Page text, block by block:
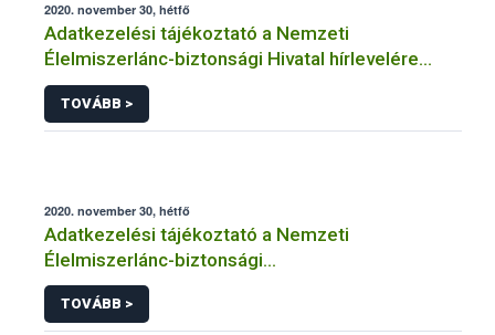
2020. november 30, hétfő
Adatkezelési tájékoztató a Nemzeti
Élelmiszerlánc-biztonsági Hivatal hírlevelére
történő regisztrációhoz kapcsolódó
adatkezelések vonatkozásában
TOVÁBB >
2020. november 30, hétfő
Adatkezelési tájékoztató a Nemzeti
Élelmiszerlánc-biztonsági
Hivatal tevékenységéhez kötődő érintetti jogok
gyakorlásával összefüggő adatkezeléseihez
TOVÁBB >